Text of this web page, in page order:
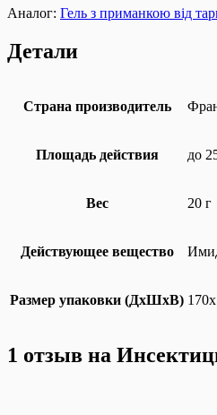
Аналог: Гель з приманкою від
Детали
Страна производитель
Площадь действия до
Вес 20 г
Действующее вещество
Размер упаковки (ДхШхВ)
1 отзыв на